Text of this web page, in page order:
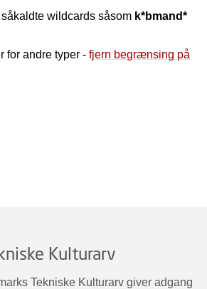
wildcards såsom k*bmand*
for andre typer - fjern begrænsing på
Kulturarv
Tekniske Kulturarv giver adgang